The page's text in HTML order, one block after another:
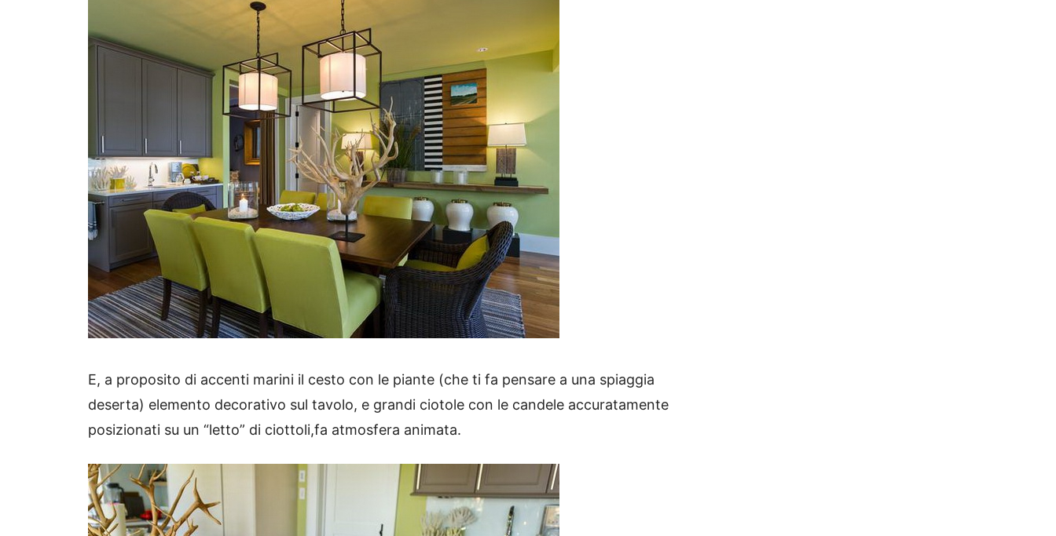
E, a proposito di accenti marini il cesto con le piante (che ti fa pensare a una spiaggia
deserta) elemento decorativo sul tavolo, e grandi ciotole con le candele accuratamente
posizionati su un “letto” di ciottoli,fa atmosfera animata.